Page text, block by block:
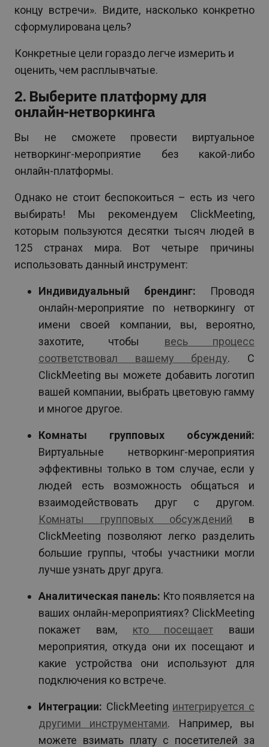
концу встречи». Видите, насколько конкретно
сформулирована цель?
Конкретные цели гораздо легче измерить и
оценить, чем расплывчатые.
2. Выберите платформу для
онлайн-нетворкинга
Вы не сможете провести виртуальное
нетворкинг-мероприятие без какой-либо
онлайн-платформы.
Однако не стоит беспокоиться – есть из чего
выбирать! Мы рекомендуем ClickMeeting,
которым пользуются десятки тысяч людей в
125 странах мира. Вот четыре причины
использовать данный инструмент:
Индивидуальный брендинг: Проводя
онлайн-мероприятие по нетворкингу от
имени своей компании, вы, вероятно,
захотите, чтобы весь процесс
соответствовал вашему бренду. С
ClickMeeting вы можете добавить логотип
вашей компании, выбрать цветовую гамму
и многое другое.
Комнаты групповых обсуждений:
Виртуальные нетворкинг-мероприятия
эффективны только в том случае, если у
людей есть возможность общаться и
взаимодействовать друг с другом.
Комнаты групповых обсуждений в
ClickMeeting позволяют легко разделить
большие группы, чтобы участники могли
лучше узнать друг друга.
Аналитическая панель: Кто появляется на
ваших онлайн-мероприятиях? ClickMeeting
покажет вам, кто посещает ваши
мероприятия, откуда они их посещают и
какие устройства они используют для
подключения ко встрече.
Интеграции: ClickMeeting интегрируется с
другими инструментами. Например, вы
можете взимать плату с посетителей за